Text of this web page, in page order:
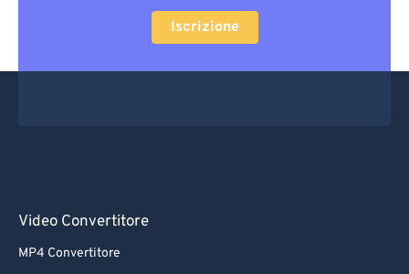
Iscrizione
Video Convertitore
MP4 Convertitore